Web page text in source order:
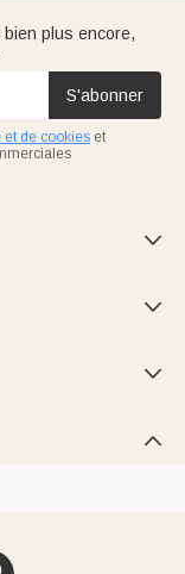
plus encore,
S'abonner
et de cookies et



